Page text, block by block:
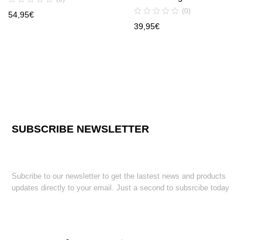
54,95€ (0)
39,95€
SUBSCRIBE NEWSLETTER
Subcribe to our newsletter to get the lastest news and products
updates directly to your email. Just a second to subsrcibe today